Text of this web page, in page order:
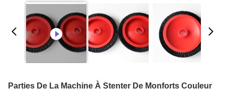
Parties De La Machine À Stenter De Monforts Couleur